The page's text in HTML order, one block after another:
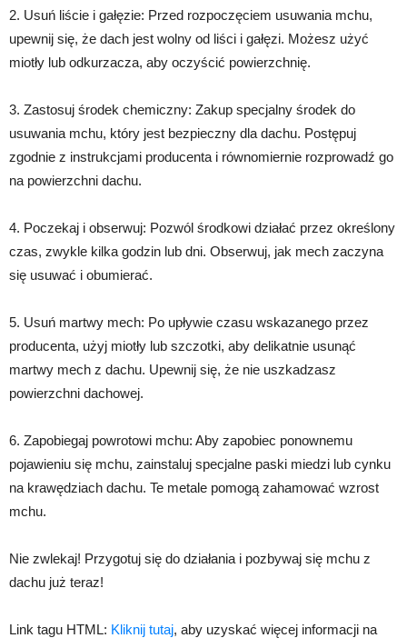
2. Usuń liście i gałęzie: Przed rozpoczęciem usuwania mchu,
upewnij się, że dach jest wolny od liści i gałęzi. Możesz użyć
miotły lub odkurzacza, aby oczyścić powierzchnię.
3. Zastosuj środek chemiczny: Zakup specjalny środek do
usuwania mchu, który jest bezpieczny dla dachu. Postępuj
zgodnie z instrukcjami producenta i równomiernie rozprowadź go
na powierzchni dachu.
4. Poczekaj i obserwuj: Pozwól środkowi działać przez określony
czas, zwykle kilka godzin lub dni. Obserwuj, jak mech zaczyna
się usuwać i obumierać.
5. Usuń martwy mech: Po upływie czasu wskazanego przez
producenta, użyj miotły lub szczotki, aby delikatnie usunąć
martwy mech z dachu. Upewnij się, że nie uszkadzasz
powierzchni dachowej.
6. Zapobiegaj powrotowi mchu: Aby zapobiec ponownemu
pojawieniu się mchu, zainstaluj specjalne paski miedzi lub cynku
na krawędziach dachu. Te metale pomogą zahamować wzrost
mchu.
Nie zwlekaj! Przygotuj się do działania i pozbywaj się mchu z
dachu już teraz!
Link tagu HTML: Kliknij tutaj, aby uzyskać więcej informacji na